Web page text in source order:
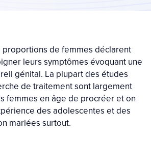
proportions de femmes déclarent
leurs symptômes évoquant une
génital. La plupart des études
de traitement sont largement
femmes en âge de procréer et on
des adolescentes et des
mariées surtout.